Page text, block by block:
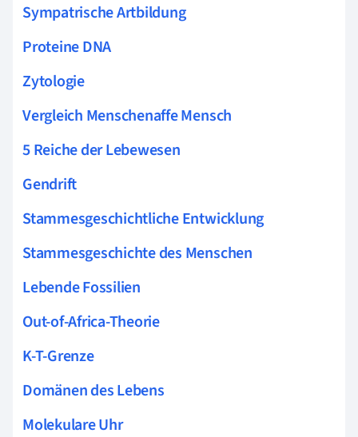
Sympatrische Artbildung
Proteine DNA
Zytologie
Vergleich Menschenaffe Mensch
5 Reiche der Lebewesen
Gendrift
Stammesgeschichtliche Entwicklung
Stammesgeschichte des Menschen
Lebende Fossilien
Out-of-Africa-Theorie
K-T-Grenze
Domänen des Lebens
Molekulare Uhr